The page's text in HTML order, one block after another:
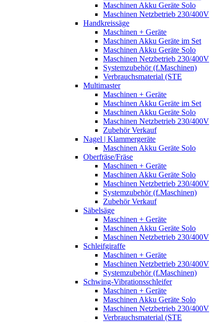
Maschinen Akku Geräte Solo
Maschinen Netzbetrieb 230/400V
Handkreissäge
Maschinen + Geräte
Maschinen Akku Geräte im Set
Maschinen Akku Geräte Solo
Maschinen Netzbetrieb 230/400V
Systemzubehör (f.Maschinen)
Verbrauchsmaterial (STE
Multimaster
Maschinen + Geräte
Maschinen Akku Geräte im Set
Maschinen Akku Geräte Solo
Maschinen Netzbetrieb 230/400V
Zubehör Verkauf
Nagel | Klammergeräte
Maschinen Akku Geräte Solo
Oberfräse/Fräse
Maschinen + Geräte
Maschinen Akku Geräte Solo
Maschinen Netzbetrieb 230/400V
Systemzubehör (f.Maschinen)
Zubehör Verkauf
Säbelsäge
Maschinen + Geräte
Maschinen Akku Geräte Solo
Maschinen Netzbetrieb 230/400V
Schleifgiraffe
Maschinen + Geräte
Maschinen Netzbetrieb 230/400V
Systemzubehör (f.Maschinen)
Schwing-Vibrationsschleifer
Maschinen + Geräte
Maschinen Akku Geräte Solo
Maschinen Netzbetrieb 230/400V
Verbrauchsmaterial (STE